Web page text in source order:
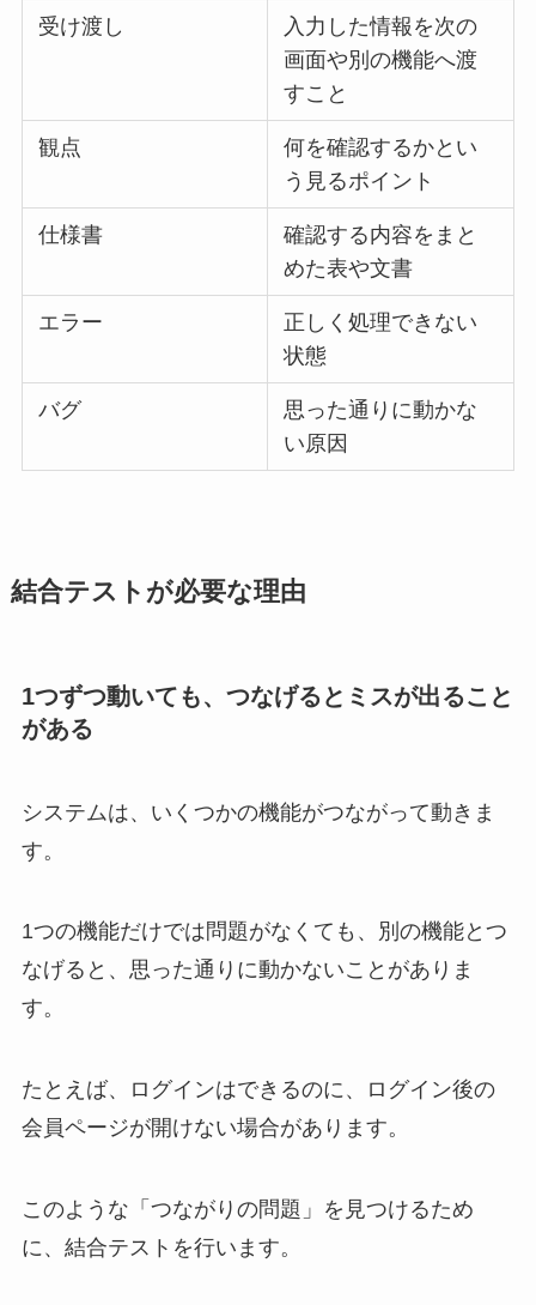
受け渡し
入力した情報を次の
画面や別の機能へ渡
すこと
観点
何を確認するかとい
う見るポイント
仕様書
確認する内容をまと
めた表や文書
エラー
正しく処理できない
状態
バグ
思った通りに動かな
い原因
結合テストが必要な理由
1つずつ動いても、つなげるとミスが出ること
がある
システムは、いくつかの機能がつながって動きま
す。
1つの機能だけでは問題がなくても、別の機能とつ
なげると、思った通りに動かないことがありま
す。
たとえば、ログインはできるのに、ログイン後の
会員ページが開けない場合があります。
このような「つながりの問題」を見つけるため
に、結合テストを行います。